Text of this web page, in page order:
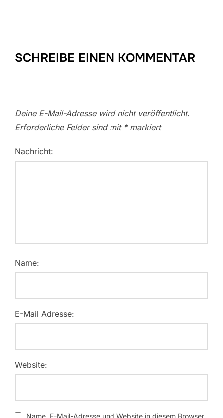
SCHREIBE EINEN KOMMENTAR
Deine E-Mail-Adresse wird nicht veröffentlicht.
Erforderliche Felder sind mit *markiert
Nachricht:
Name:
E-Mail Adresse:
Website:
Name, E-Mail-Adresse und Website in diesem Browser